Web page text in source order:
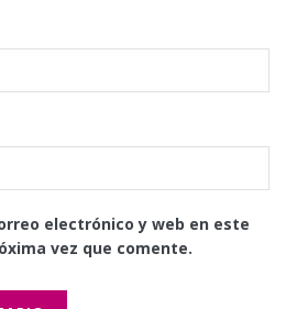
electrónico y web en este
vez que comente.